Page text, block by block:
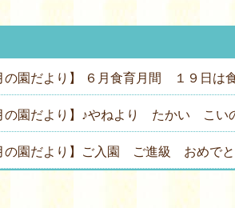
の園だより】 ６月食育月間 １９日は
の園だより】♪やねより たかい こい
の園だより】ご入園 ご進級 おめでと